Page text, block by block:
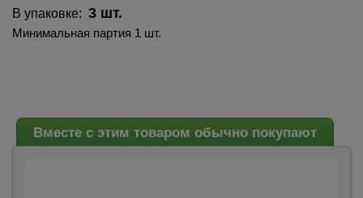
В упаковке: 3 шт.
Минимальная партия 1 шт.
Вместе с этим товаром обычно покупают